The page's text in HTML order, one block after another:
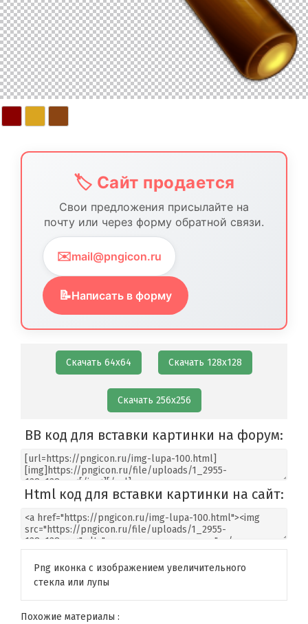
🏷️ Сайт продается
Свои предложения присылайте на
почту или через форму обратной связи.
✉️mail@pngicon.ru
📝Написать в форму
Скачать 64х64 Скачать 128х128
Скачать 256х256
BB код для вставки картинки на форум:
Html код для вставки картинки на сайт:
Png иконка с изображением увеличительного
стекла или лупы
Похожие материалы :